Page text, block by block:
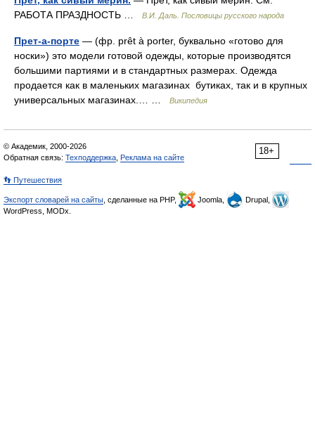
РАБОТА ПРАЗДНОСТЬ …
В.И. Даль. Пословицы русского народа
Прет-а-порте — (фр. prêt à porter, буквально «готово для
носки») это модели готовой одежды, которые производятся
большими партиями и в стандартных размерах. Одежда
продается как в маленьких магазинах бутиках, так и в крупных
универсальных магазинах.… …
Википедия
18+
© Академик, 2000-2026
Обратная связь: Техподдержка Реклама на сайте
👣 Путешествия
Экспорт словарей на сайты , сделанные на PHP, Joomla,
Drupal,
WordPress, MODx.